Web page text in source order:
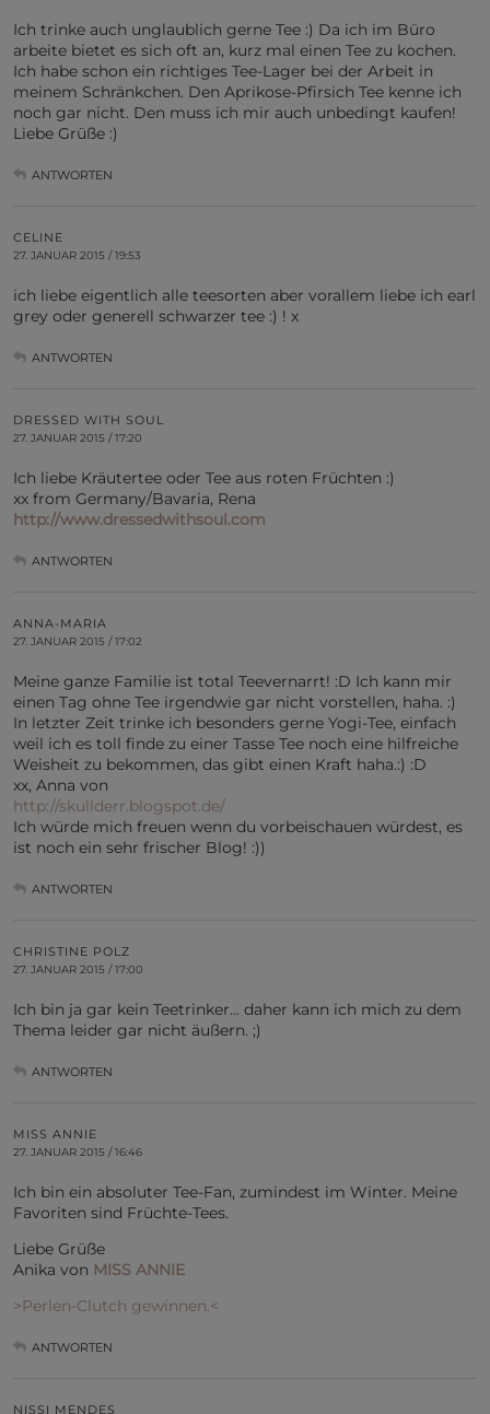
Ich trinke auch unglaublich gerne Tee :) Da ich im Büro
arbeite bietet es sich oft an, kurz mal einen Tee zu kochen.
Ich habe schon ein richtiges Tee-Lager bei der Arbeit in
meinem Schränkchen. Den Aprikose-Pfirsich Tee kenne ich
noch gar nicht. Den muss ich mir auch unbedingt kaufen!
Liebe Grüße :)
ANTWORTEN
CELINE
27. JANUAR 2015 / 19:53
ich liebe eigentlich alle teesorten aber vorallem liebe ich earl
grey oder generell schwarzer tee :) ! x
ANTWORTEN
DRESSED WITH SOUL
27. JANUAR 2015 / 17:20
Ich liebe Kräutertee oder Tee aus roten Früchten :)
xx from Germany/Bavaria, Rena
http://www.dressedwithsoul.com
ANTWORTEN
ANNA-MARIA
27. JANUAR 2015 / 17:02
Meine ganze Familie ist total Teevernarrt! :D Ich kann mir
einen Tag ohne Tee irgendwie gar nicht vorstellen, haha. :)
In letzter Zeit trinke ich besonders gerne Yogi-Tee, einfach
weil ich es toll finde zu einer Tasse Tee noch eine hilfreiche
Weisheit zu bekommen, das gibt einen Kraft haha.:) :D
xx, Anna von
http://skullderr.blogspot.de/
Ich würde mich freuen wenn du vorbeischauen würdest, es
ist noch ein sehr frischer Blog! :))
ANTWORTEN
CHRISTINE POLZ
27. JANUAR 2015 / 17:00
Ich bin ja gar kein Teetrinker… daher kann ich mich zu dem
Thema leider gar nicht äußern. ;)
ANTWORTEN
MISS ANNIE
27. JANUAR 2015 / 16:46
Ich bin ein absoluter Tee-Fan, zumindest im Winter. Meine
Favoriten sind Früchte-Tees.
Liebe Grüße
Anika von MISS ANNIE
>Perlen-Clutch gewinnen.<
ANTWORTEN
NISSI MENDES